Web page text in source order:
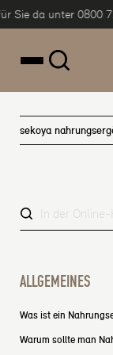
Inhalt springen
da unter 0800
sekoya
ALLGEMEINES
Was ist ein
Warum sollte man